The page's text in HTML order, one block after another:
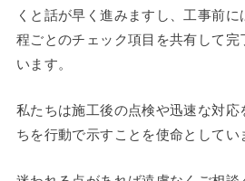
くと話が早く進みますし、工事前
程ごとのチェック項目を共有して完
います。
私たちは施工後の点検や迅速な対応
ちを行動で示すことを使命としてい